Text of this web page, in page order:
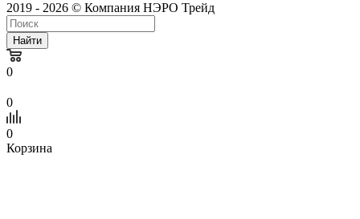
2019 - 2026 © Компания НЭРО Трейд
Найти
0
0
0
Корзина